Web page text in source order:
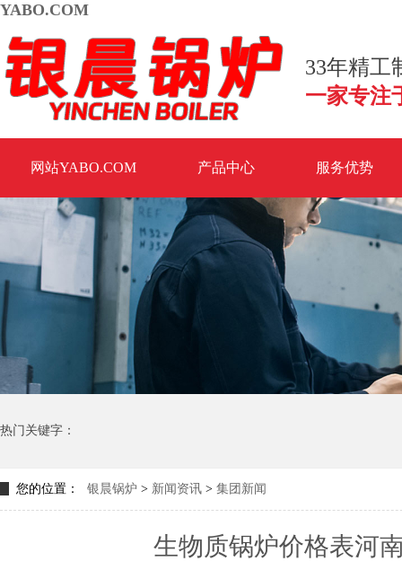
YABO.COM
33年精
一家专注
网站YABO.COM 产品中心 服务优势
热门关键字：
您的位置： 银晨锅炉 > 新闻资讯 > 集团新闻
生物质锅炉价格表河